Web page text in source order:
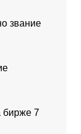
звание
бирже 7